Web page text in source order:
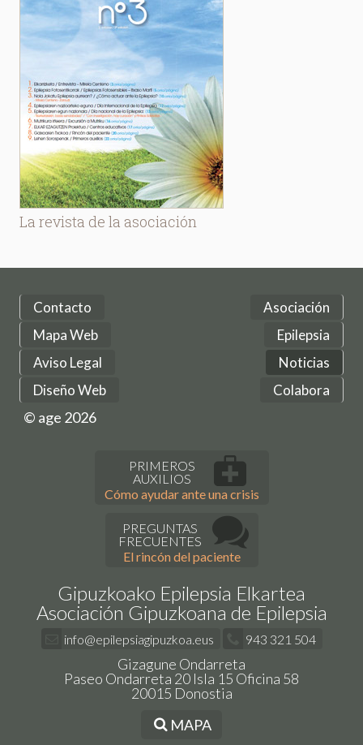
La revista de la asociación
Contacto
Mapa Web
Aviso Legal
Diseño Web
Asociación
Epilepsia
Noticias
Colabora
© age 2026
PRIMEROS
AUXILIOS
Cómo ayudar ante una crisis
PREGUNTAS
FRECUENTES
El rincón del paciente
Gipuzkoako Epilepsia Elkartea
Asociación Gipuzkoana de Epilepsia
info@epilepsiagipuzkoa.eus 943 321 504
Gizagune Ondarreta
Paseo Ondarreta 20 Isla 15 Oficina 58
20015 Donostia
MAPA